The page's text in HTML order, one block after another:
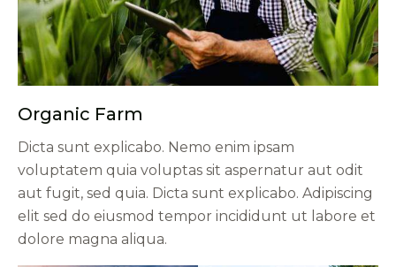
Organic Farm
Dicta sunt explicabo. Nemo enim ipsam
voluptatem quia voluptas sit aspernatur aut odit
aut fugit, sed quia. Dicta sunt explicabo. Adipiscing
elit sed do eiusmod tempor incididunt ut labore et
dolore magna aliqua.